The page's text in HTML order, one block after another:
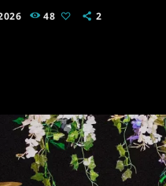
le public à un
48 2